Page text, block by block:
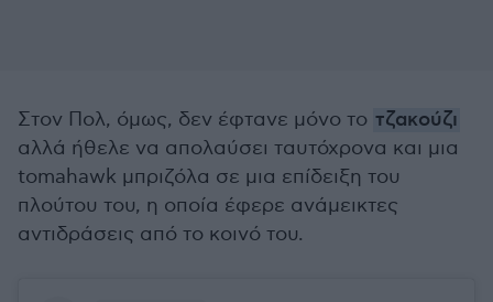
Στον Πολ, όμως, δεν έφτανε μόνο το τζακούζι
αλλά ήθελε να απολαύσει ταυτόχρονα και μια
tomahawk μπριζόλα σε μια επίδειξη του
πλούτου του, η οποία έφερε ανάμεικτες
αντιδράσεις από το κοινό του.